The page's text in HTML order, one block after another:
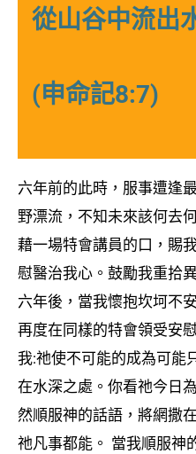
從山谷中流出
(申命記8:7)
六年前的此時，服事遭逢
野漂流，不知未來該何去
藉一場特會講員的口，賜
慰醫治我心。鼓勵我重拾
六年後，當我懷抱坎坷不
再度在同樣的特會領受安
我:祂使不可能的成為可能
在水深之處。你看祂今日
然順服神的話語，將網撒
祂凡事都能。 當我順服神